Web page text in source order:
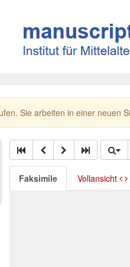
Sie arbeiten in einer neuen
Faksimile Vollansicht